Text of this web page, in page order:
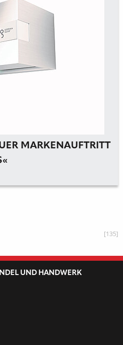
MARKENAUFTRITT
[135]
UND HANDWERK